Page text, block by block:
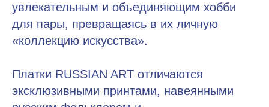
увлекательным и объединяющим хобби
для пары, превращаясь в их личную
«коллекцию искусства».
Платки RUSSIAN ART отличаются
эксклюзивными принтами, навеянными